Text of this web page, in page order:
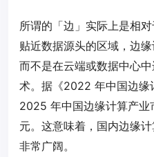
所谓的「边」实际上是相
贴近数据源头的区域，边
而不是在云端或数据中心
术。据《2022 年中国边缘
2025 年中国边缘计算产
元。这意味着，国内边缘
非常广阔。